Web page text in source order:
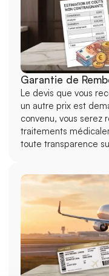
Garantie de
Le devis que vous
un autre prix est
convenu, vous serez
traitements
toute transparence